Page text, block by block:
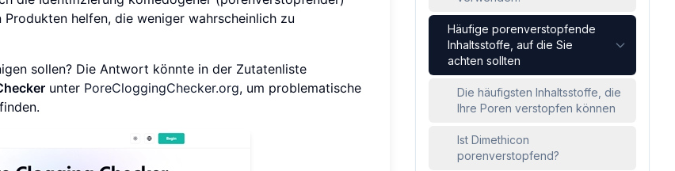
helfen, die weniger wahrscheinlich zu
sollen? Die Antwort könnte in der Zutatenliste
unter PoreCloggingChecker.org, um problematische
Häufige porenverstopfende
Inhaltsstoffe, auf die Sie
achten sollten
Die häufigsten Inhaltsstoffe, die
Ihre Poren verstopfen können
Ist Dimethicon
porenverstopfend?